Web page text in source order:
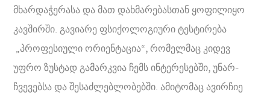
მხარდაჭერასა და მათ დახმარებასთან ყოფილიყო
კავშირში. გავიარე ფსიქოლოგიური ტესტირება
„პროფესიული ორიენტაცია“, რომელმაც კიდევ
უფრო ზუსტად გამარკვია ჩემს ინტერესებში, უნარ-
ჩვევებსა და შესაძლებლობებში. ამიტომაც ავირჩიე